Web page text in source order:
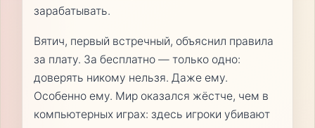
зарабатывать.
Вятич, первый встречный, объяснил правила
за плату. За бесплатно — только одно:
доверять никому нельзя. Даже ему.
Особенно ему. Мир оказался жёстче, чем в
компьютерных играх: здесь игроки убивают